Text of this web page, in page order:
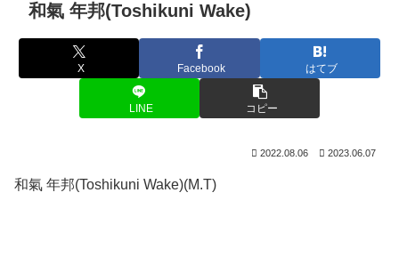
和氣 年邦(Toshikuni Wake)
X Facebook はてブ
LINE コピー
2022.08.06 2023.06.07
和氣 年邦(Toshikuni Wake)(M.T)